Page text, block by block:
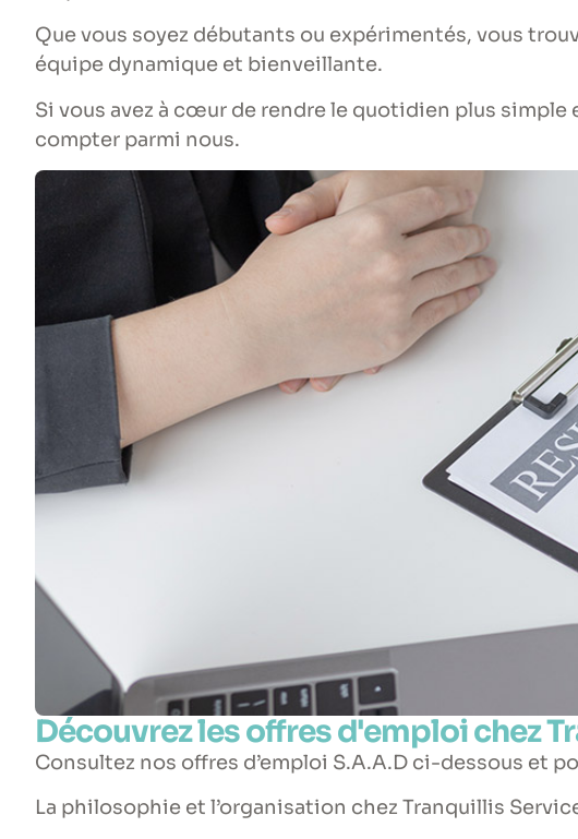
Que vous soyez débutants ou expérimentés, vous
équipe dynamique et bienveillante.
Si vous avez à cœur de rendre le quotidien plus simple
compter parmi nous.
Découvrez les offres d'emploi chez
Consultez nos offres d’emploi S.A.A.D ci-dessous et
La philosophie et l’organisation chez Tranquillis